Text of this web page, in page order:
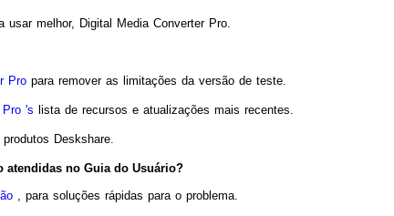
usar melhor, Digital Media Converter Pro.
Pro para remover as limitações da versão de teste.
Pro 's lista de recursos e atualizações mais recentes.
Deskshare.
atendidas no Guia do Usuário?
, para soluções rápidas para o problema.